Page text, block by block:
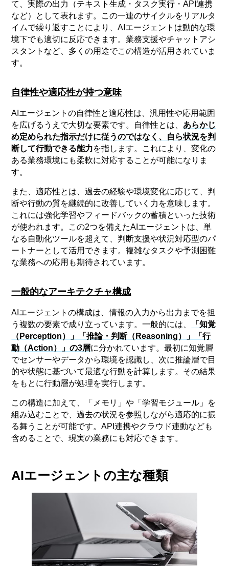
て、実際の出力（テキスト生成・タスク実行・API連携
など）として表れます。この一連のサイクルをリアルタ
イムで繰り返すことにより、AIエージェントは動的な環
境下でも適切に反応できます。業務支援やチャットアシ
スタントなど、多くの用途でこの構造が活用されていま
す。
自律性や適応性が持つ意味
AIエージェントの自律性と適応性は、汎用性や応用範囲
を広げるうえで大切な要素です。自律性とは、 あらかじ
め定められた指示だけに従うのではなく、自ら状況を判
断して行動できる能力を指します。これにより、変化の
ある業務環境にも柔軟に対応することが可能になりま
す。
また、適応性とは、過去の経験や環境変化に応じて、判
断や行動の質を継続的に改善していく力を意味します。
これには強化学習やフィードバックの蓄積といった技術
が使われます。この2つを備えたAIエージェントは、単
なる自動化ツールを超えて、判断支援や状況対応型のパ
ートナーとして活用できます。複雑なタスクや予測困難
な業務への応用も期待されています。
一般的なアーキテクチャ構成
AIエージェントの構成は、情報の入力から出力までを担
う複数の要素で成り立っています。一般的には、
「知覚
（Perception）」「推論・判断（Reasoning）」「行
動（Action）」の3層に分かれています。最初に知覚層
でセンサーやデータから環境を認識し、次に推論層で目
的や状態に基づいて最適な行動を計算します。その結果
をもとに行動層が処理を実行します。
この構造に加えて、「メモリ」や「学習モジュール」を
組み込むことで、過去の状況を参照しながら適応的に振
る舞うことが可能です。API連携やクラウド連動なども
含めることで、現実の業務にも対応できます。
AIエージェントの主な種類